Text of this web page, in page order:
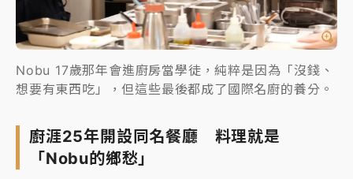
Nobu 17歲那年會進廚房當學徒，純粹是因為「沒錢、
想要有東西吃」，但這些最後都成了國際名廚的養分。
廚涯25年開設同名餐廳 料理就是
「Nobu的鄉愁」